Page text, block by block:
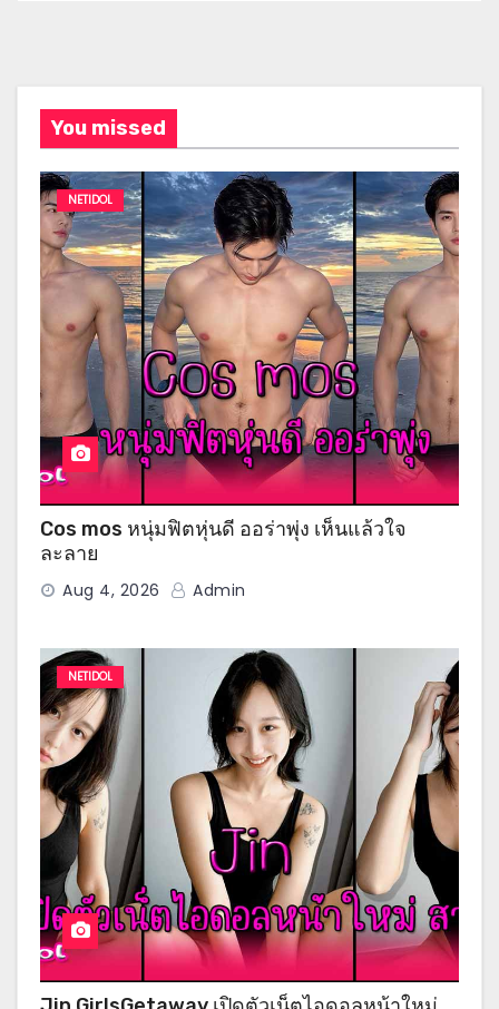
You missed
NETIDOL
Cos mos หนุ่มฟิตหุ่นดี ออร่าพุ่ง เห็นแล้วใจ
ละลาย
Aug 4, 2026 Admin
NETIDOL